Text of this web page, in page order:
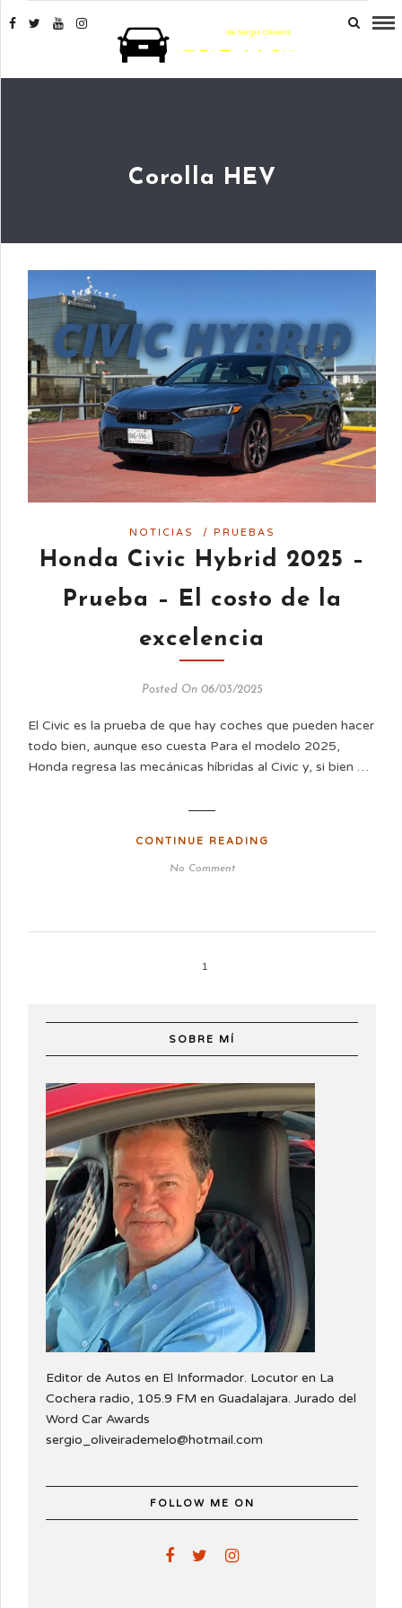
Corolla HEV
NOTICIAS / PRUEBAS
Honda Civic Hybrid 2025 –
Prueba – El costo de la
excelencia
Posted On 06/03/2025
El Civic es la prueba de que hay coches que pueden hacer
todo bien, aunque eso cuesta Para el modelo 2025,
Honda regresa las mecánicas híbridas al Civic y, si bien …
CONTINUE READING
No Comment
1
SOBRE MÍ
Editor de Autos en El Informador. Locutor en La
Cochera radio, 105.9 FM en Guadalajara. Jurado del
Word Car Awards
sergio_oliveirademelo@hotmail.com
FOLLOW ME ON